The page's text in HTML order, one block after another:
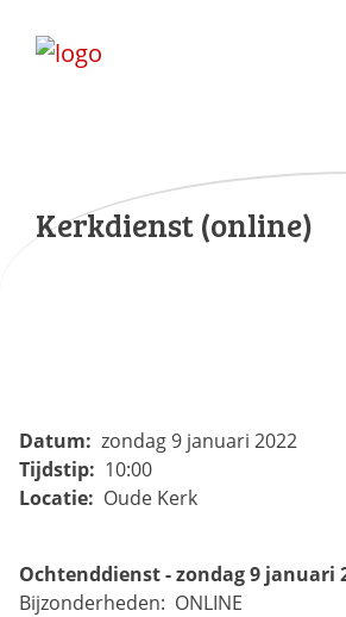
Kerkdienst (online)
Datum: zondag 9 januari 2022
Tijdstip: 10:00
Locatie: Oude Kerk
Ochtenddienst - zondag 9 januari
Bijzonderheden: ONLINE